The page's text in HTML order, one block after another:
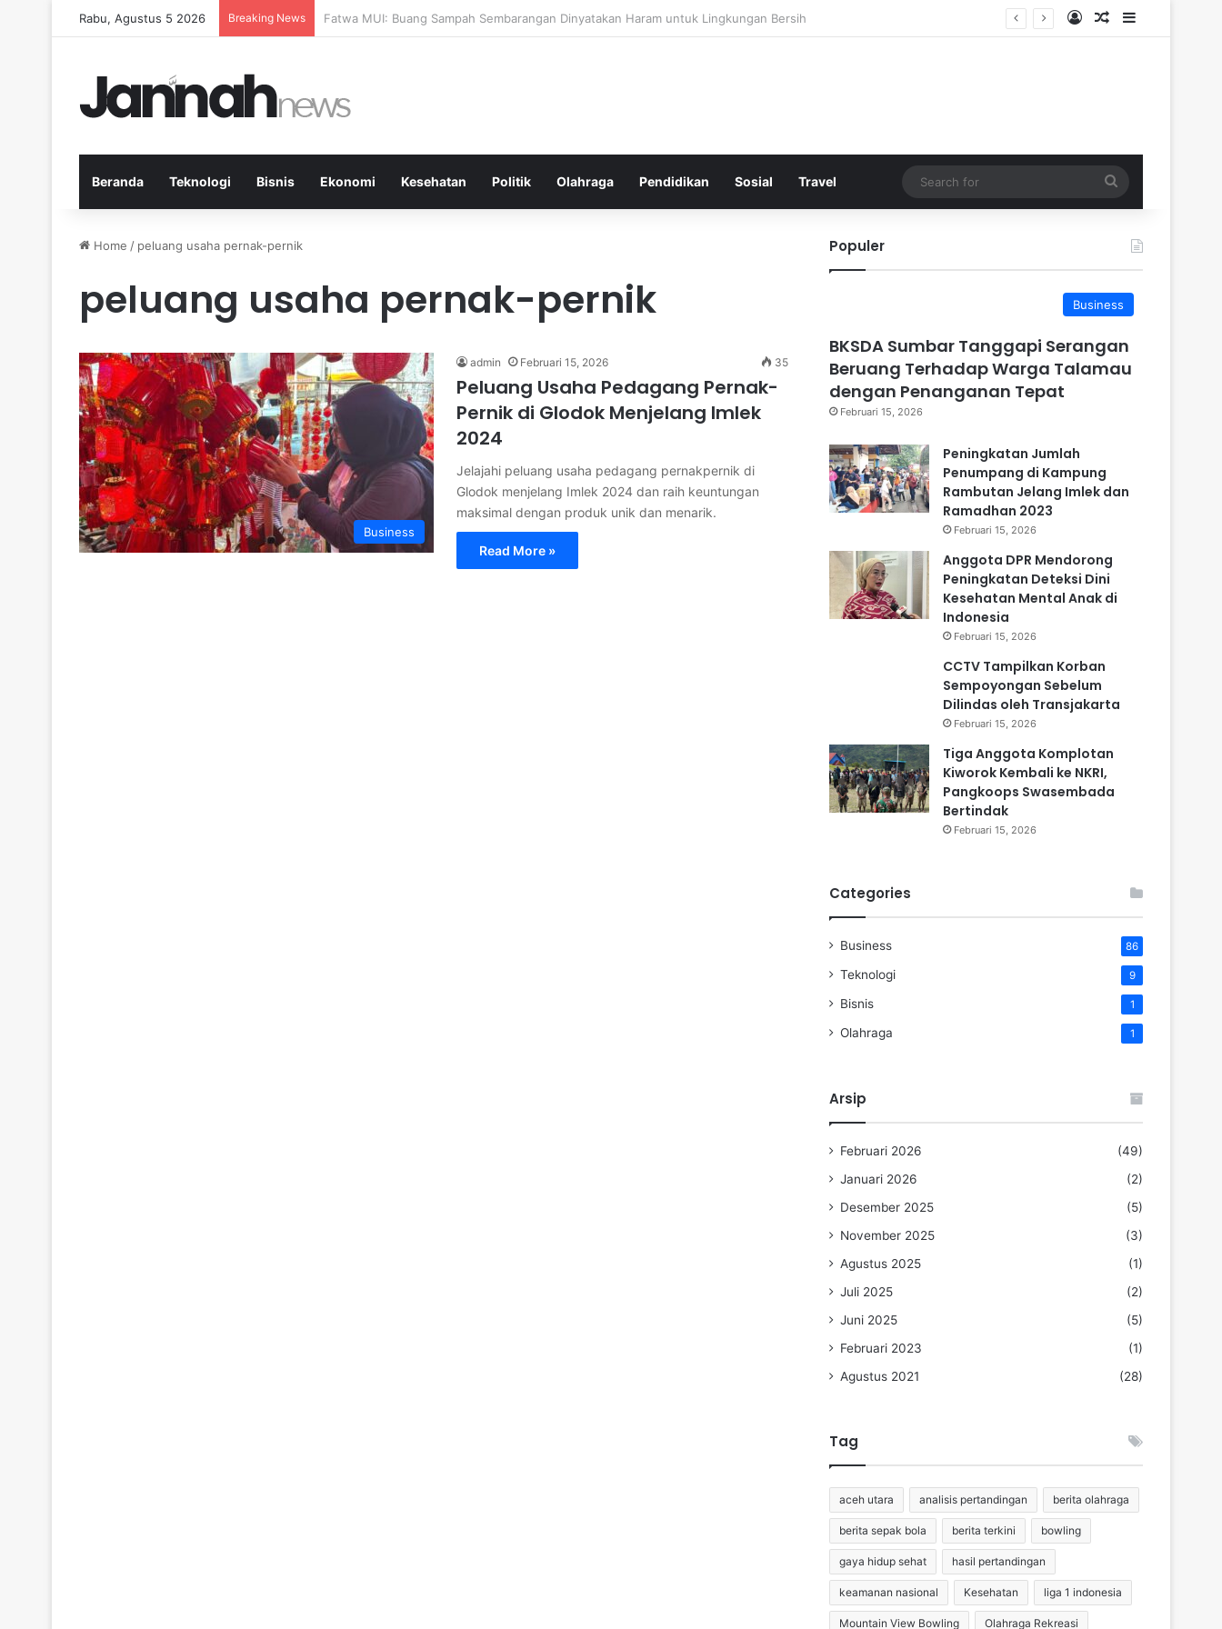
Rabu, Agustus 5 2026 Breaking News Pep Guardiola Bergembira Memiliki John Stones Kembali di Timnya Log InRandom Article
Sidebar
Beranda Teknologi Bisnis Ekonomi Kesehatan Politik Olahraga Pendidikan Sosial Travel
for
Home / peluang usaha pernak-pernik
peluang usaha pernak-pernik
Business
admin Februari 15, 2026 35
Peluang Usaha Pedagang Pernak-
Pernik di Glodok Menjelang Imlek
2024
Jelajahi peluang usaha pedagang pernakpernik di
Glodok menjelang Imlek 2024 dan raih keuntungan
maksimal dengan produk unik dan menarik.
Read More »
Populer
Business
BKSDA Sumbar Tanggapi Serangan
Beruang Terhadap Warga Talamau
dengan Penanganan Tepat
Februari 15, 2026
Peningkatan Jumlah
Penumpang di Kampung
Rambutan Jelang Imlek dan
Ramadhan 2023
Februari 15, 2026
Anggota DPR Mendorong
Peningkatan Deteksi Dini
Kesehatan Mental Anak di
Indonesia
Februari 15, 2026
CCTV Tampilkan Korban
Sempoyongan Sebelum
Dilindas oleh Transjakarta
Februari 15, 2026
Tiga Anggota Komplotan
Kiworok Kembali ke NKRI,
Pangkoops Swasembada
Bertindak
Februari 15, 2026
Categories
Business 86
Teknologi 9
Bisnis 1
Olahraga 1
Arsip
Februari 2026
(49)
Januari 2026
(2)
Desember 2025
(5)
November 2025
(3)
Agustus 2025
(1)
Juli 2025
(2)
Juni 2025
(5)
Februari 2023
(1)
Agustus 2021
(28)
Tag
aceh utara analisis pertandingan berita olahraga
berita sepak bola berita terkini bowling
gaya hidup sehat hasil pertandingan
keamanan nasional Kesehatan liga 1 indonesia
Mountain View Bowling Olahraga Rekreasi